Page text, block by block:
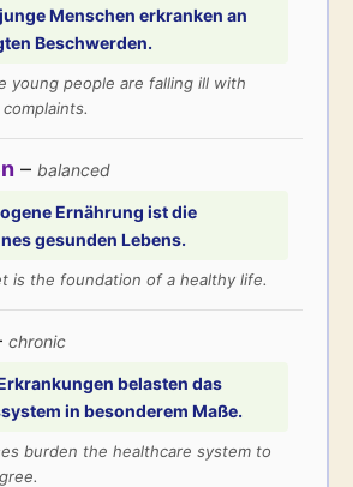
Menschen erkranken an
Beschwerden.
young people are falling ill with
– balanced
Ernährung ist die
gesunden Lebens.
is the foundation of a healthy life.
chronic
belasten das
in besonderem Maße.
burden the healthcare system to